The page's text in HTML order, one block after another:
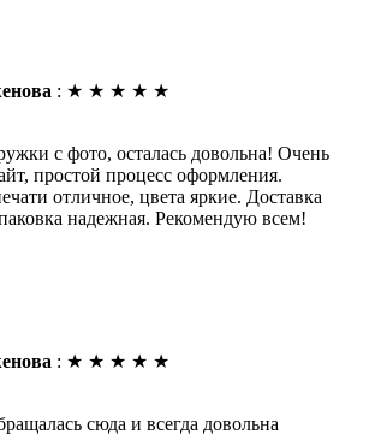
: ★ ★ ★ ★ ★
с фото, осталась довольна! Очень
простой процесс оформления.
отличное, цвета яркие. Доставка
надежная. Рекомендую всем!
: ★ ★ ★ ★ ★
сюда и всегда довольна